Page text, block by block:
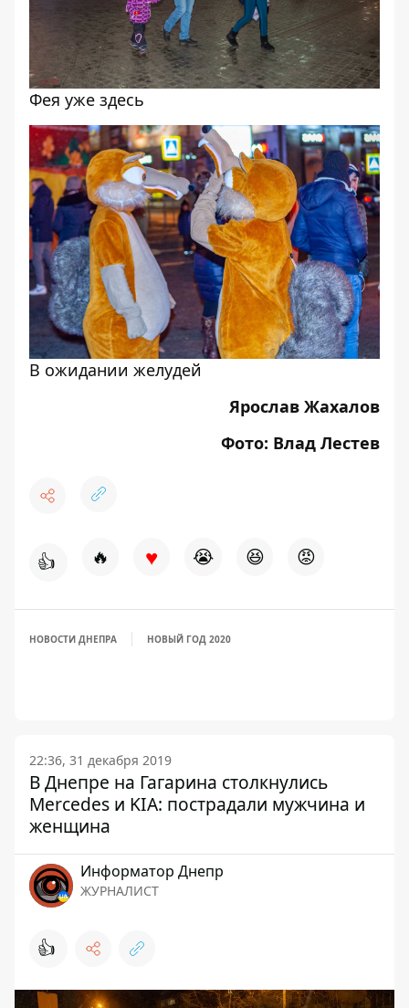
Фея уже здесь
В ожидании желудей
Ярослав Жахалов
Фото: Влад Лестев
👍 🔥 ♥ 😭 😆 😡
НОВОСТИ ДНЕПРА НОВЫЙ ГОД 2020
22:36, 31 декабря 2019
В Днепре на Гагарина столкнулись
Mercedes и KIA: пострадали мужчина и
женщина
Информатор Днепр
ЖУРНАЛИСТ
👍